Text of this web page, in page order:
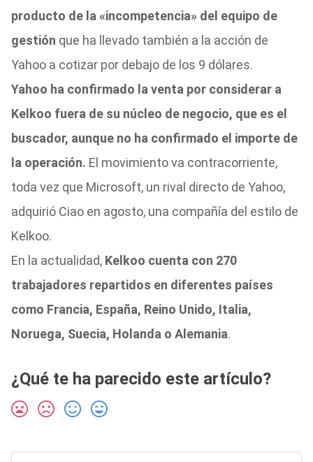
producto de la «incompetencia» del equipo de
gestión que ha llevado también a la acción de
Yahoo a cotizar por debajo de los 9 dólares.
Yahoo ha confirmado la venta por considerar a
Kelkoo fuera de su núcleo de negocio, que es el
buscador, aunque no ha confirmado el importe de
la operación. El movimiento va contracorriente,
toda vez que Microsoft, un rival directo de Yahoo,
adquirió Ciao en agosto, una compañía del estilo de
Kelkoo.
En la actualidad, Kelkoo cuenta con 270
trabajadores repartidos en diferentes países
como Francia, España, Reino Unido, Italia,
Noruega, Suecia, Holanda o Alemania.
¿Qué te ha parecido este artículo?